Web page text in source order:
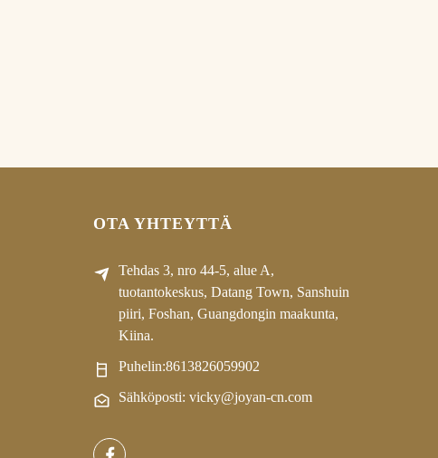
OTA YHTEYTTÄ
Tehdas 3, nro 44-5, alue A,
tuotantokeskus, Datang Town, Sanshuin
piiri, Foshan, Guangdongin maakunta,
Kiina.
Puhelin:8613826059902
Sähköposti: vicky@joyan-cn.com